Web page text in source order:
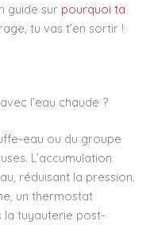
guide sur pourquoi ta
tu vas t’en sortir !
l’eau chaude ?
eau ou du groupe
L’accumulation
réduisant la pression.
un thermostat
la tuyauterie post-